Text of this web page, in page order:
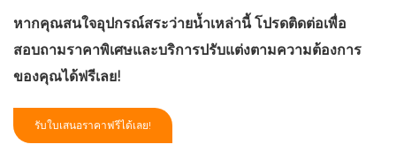
หากคุณสนใจอุปกรณ์สระว่ายน้ำเหล่านี้ โปรดติดต่อเพื่อ
สอบถามราคาพิเศษและบริการปรับแต่งตามความต้องการ
ของคุณได้ฟรีเลย!
รับใบเสนอราคาฟรีได้เลย!